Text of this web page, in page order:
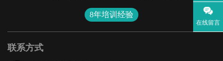
8年培训经验
联系方式
在线留言